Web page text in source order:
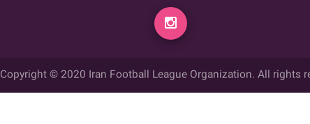
Copyright © 2020 Iran Football League Organization. All rights